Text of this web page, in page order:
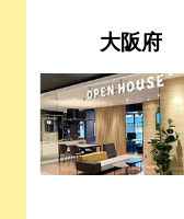
大阪府